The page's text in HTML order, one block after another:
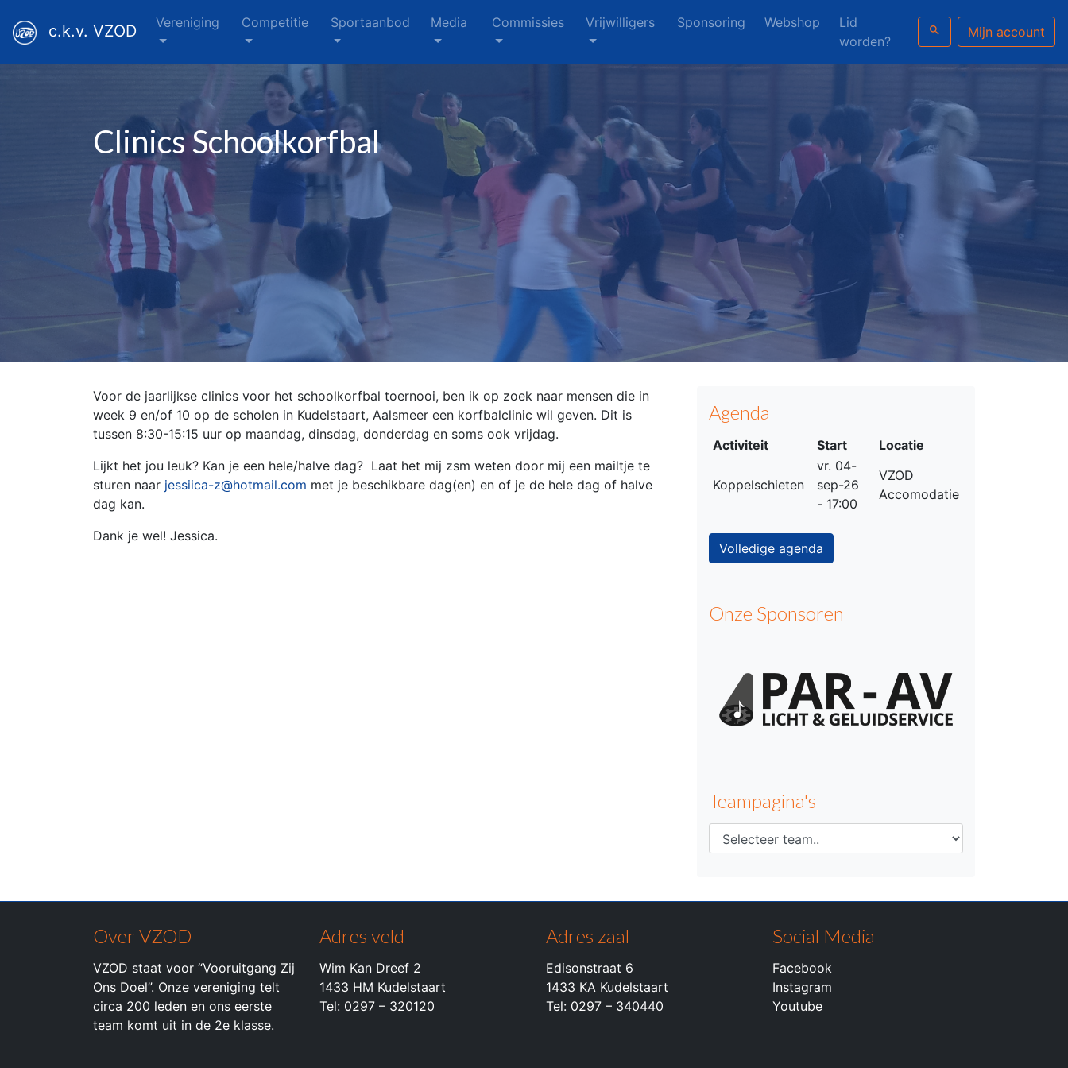
c.k.v. VZOD Vereniging Competitie Sportaanbod Media Commissies Vrijwilligers Sponsoring Webshop
Lid
worden?
search Mijn account
Clinics Schoolkorfbal
Voor de jaarlijkse clinics voor het schoolkorfbal toernooi, ben ik op zoek naar mensen die in
week 9 en/of 10 op de scholen in Kudelstaart, Aalsmeer een korfbalclinic wil geven. Dit is
tussen 8:30-15:15 uur op maandag, dinsdag, donderdag en soms ook vrijdag.
Lijkt het jou leuk? Kan je een hele/halve dag? Laat het mij zsm weten door mij een mailtje te
sturen naar jessiica-z@hotmail.com met je beschikbare dag(en) en of je de hele dag of halve
dag kan.
Dank je wel! Jessica.
Agenda
Activiteit Start Locatie
Koppelschieten
vr. 04-
sep-26
- 17:00
VZOD
Accomodatie
Volledige agenda
Onze Sponsoren
Teampagina's
Over VZOD
VZOD staat voor “Vooruitgang Zij
Ons Doel”. Onze vereniging telt
circa 200 leden en ons eerste
team komt uit in de 2e klasse.
Adres veld
Wim Kan Dreef 2
1433 HM Kudelstaart
Tel: 0297 – 320120
Adres zaal
Edisonstraat 6
1433 KA Kudelstaart
Tel: 0297 – 340440
Social Media
Facebook
Instagram
Youtube